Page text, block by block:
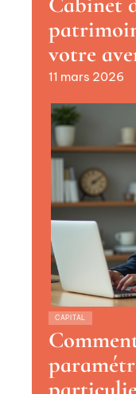
votre
11 mars 2026
CAPITAL